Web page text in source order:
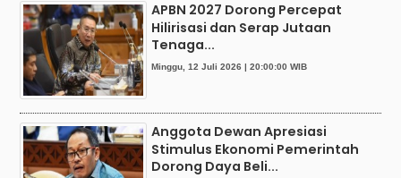
APBN 2027 Dorong Percepat
Hilirisasi dan Serap Jutaan
Tenaga...
Minggu, 12 Juli 2026 | 20:00:00 WIB
Anggota Dewan Apresiasi
Stimulus Ekonomi Pemerintah
Dorong Daya Beli...